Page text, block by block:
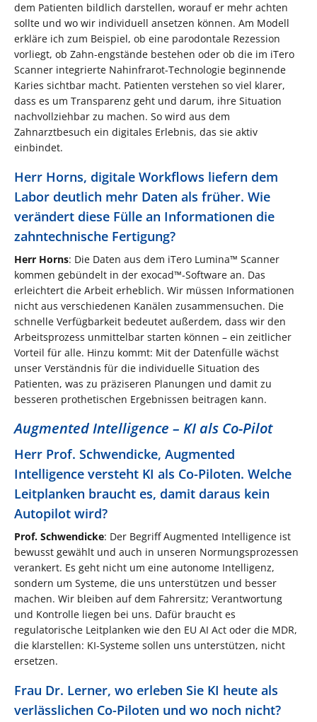
dem Patienten bildlich darstellen, worauf er mehr achten
sollte und wo wir individuell ansetzen können. Am Modell
erkläre ich zum Beispiel, ob eine parodontale Rezession
vorliegt, ob Zahn-engstände bestehen oder ob die im iTero
Scanner integrierte Nahinfrarot-Technologie beginnende
Karies sichtbar macht. Patienten verstehen so viel klarer,
dass es um Transparenz geht und darum, ihre Situation
nachvollziehbar zu machen. So wird aus dem
Zahnarztbesuch ein digitales Erlebnis, das sie aktiv
einbindet.
Herr Horns, digitale Workflows liefern dem
Labor deutlich mehr Daten als früher. Wie
verändert diese Fülle an Informationen die
zahntechnische Fertigung?
Herr Horns: Die Daten aus dem iTero Lumina™ Scanner
kommen gebündelt in der exocad™-Software an. Das
erleichtert die Arbeit erheblich. Wir müssen Informationen
nicht aus verschiedenen Kanälen zusammensuchen. Die
schnelle Verfügbarkeit bedeutet außerdem, dass wir den
Arbeitsprozess unmittelbar starten können – ein zeitlicher
Vorteil für alle. Hinzu kommt: Mit der Datenfülle wächst
unser Verständnis für die individuelle Situation des
Patienten, was zu präziseren Planungen und damit zu
besseren prothetischen Ergebnissen beitragen kann.
Augmented Intelligence – KI als Co-Pilot
Herr Prof. Schwendicke, Augmented
Intelligence versteht KI als Co-Piloten. Welche
Leitplanken braucht es, damit daraus kein
Autopilot wird?
Prof. Schwendicke: Der Begriff Augmented Intelligence ist
bewusst gewählt und auch in unseren Normungsprozessen
verankert. Es geht nicht um eine autonome Intelligenz,
sondern um Systeme, die uns unterstützen und besser
machen. Wir bleiben auf dem Fahrersitz; Verantwortung
und Kontrolle liegen bei uns. Dafür braucht es
regulatorische Leitplanken wie den EU AI Act oder die MDR,
die klarstellen: KI-Systeme sollen uns unterstützen, nicht
ersetzen.
Frau Dr. Lerner, wo erleben Sie KI heute als
verlässlichen Co-Piloten und wo noch nicht?